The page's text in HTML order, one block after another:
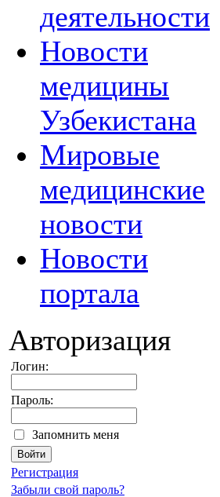
деятельности
Новости
медицины
Узбекистана
Мировые
медицинские
новости
Новости
портала
Авторизация
Логин:
Пароль:
Запомнить меня
Регистрация
Забыли свой пароль?